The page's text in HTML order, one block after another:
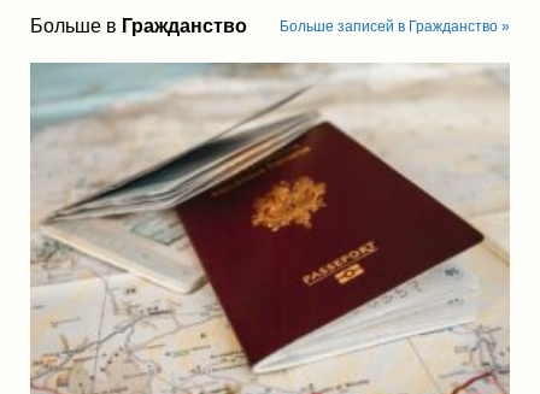
Больше в Гражданство Больше записей в Гражданство »